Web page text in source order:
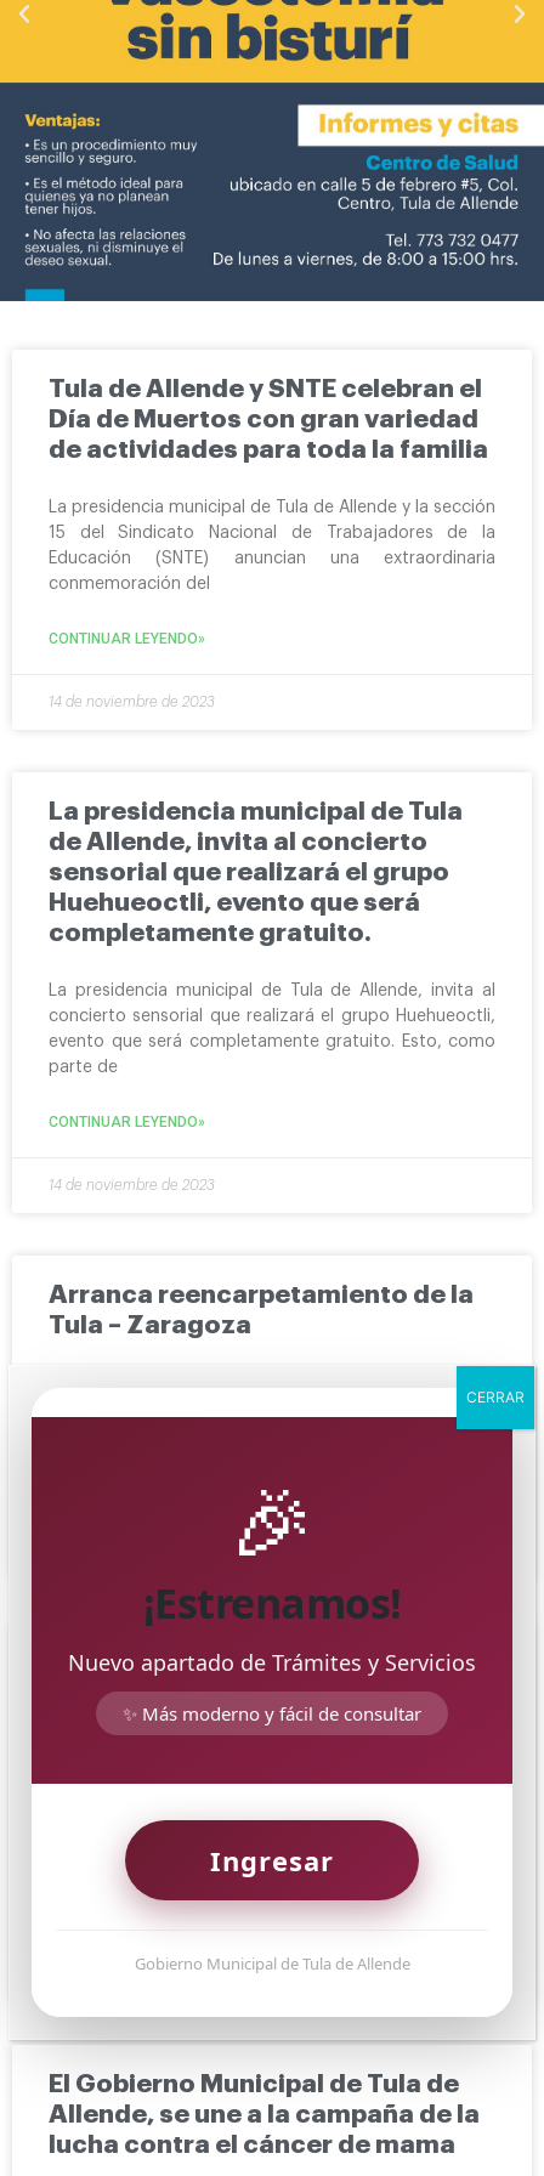
Realizará Tula de Allende, la Tercera Jornada de Vasectomía sin Bisturí
Tula de Allende y SNTE celebran el
Día de Muertos con gran variedad
de actividades para toda la familia
La presidencia municipal de Tula de Allende y la sección
15 del Sindicato Nacional de Trabajadores de la
Educación (SNTE) anuncian una extraordinaria
conmemoración del
CONTINUAR LEYENDO»
14 de noviembre de 2023
La presidencia municipal de Tula
de Allende, invita al concierto
sensorial que realizará el grupo
Huehueoctli, evento que será
completamente gratuito.
La presidencia municipal de Tula de Allende, invita al
concierto sensorial que realizará el grupo Huehueoctli,
evento que será completamente gratuito. Esto, como
parte de
CONTINUAR LEYENDO»
14 de noviembre de 2023
Arranca reencarpetamiento de la
Tula – Zaragoza
la colonia Ignacio Zaragoza, que beneficiará a más
El Sistema DIF municipal, convoca
a participar en la Campaña
“Cobijando Tula “
La Presidencia municipal de Tula de Allende, en
invitan a participar en la campaña “Cobijando a Tula,”
14 de noviembre de 2023
El Gobierno Municipal de Tula de
Allende, se une a la campaña de la
lucha contra el cáncer de mama
🎉
¡Estrenamos!
Nuevo apartado de Trámites y Servicios
✨ Más moderno y fácil de consultar
Ingresar
Gobierno Municipal de Tula de Allende
CERRAR